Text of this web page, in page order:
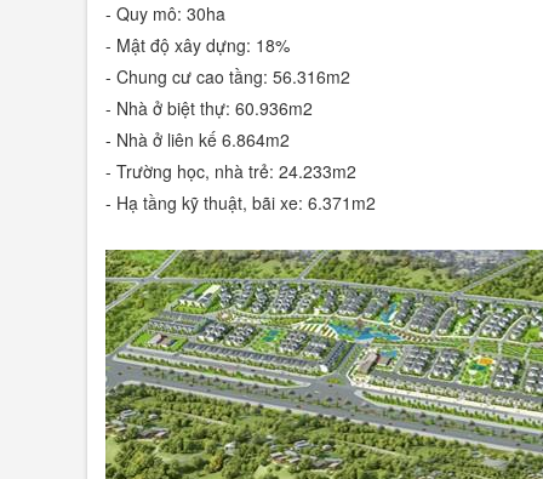
- Quy mô: 30ha
- Mật độ xây dựng: 18%
- Chung cư cao tầng: 56.316m2
- Nhà ở biệt thự: 60.936m2
- Nhà ở liên kế 6.864m2
- Trường học, nhà trẻ: 24.233m2
- Hạ tầng kỹ thuật, bãi xe: 6.371m2